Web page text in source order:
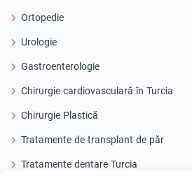
Ortopedie
Urologie
Gastroenterologie
Chirurgie cardiovasculară în Turcia
Chirurgie Plastică
Tratamente de transplant de păr
Tratamente dentare Turcia